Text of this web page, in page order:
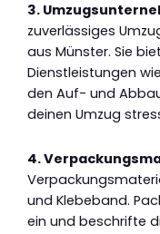
3.
zuverlässiges
aus Münster. Sie
Dienstleistungen
den Auf- und
deinen Umzug
4.
und Klebeband.
ein und beschrifte